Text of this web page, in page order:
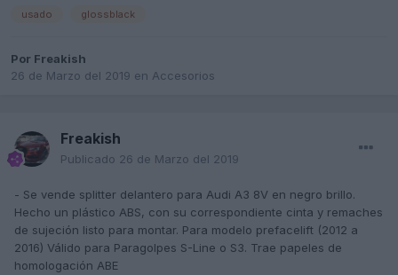
usado glossblack
Por Freakish
26 de Marzo del 2019 en Accesorios
Freakish
Publicado 26 de Marzo del 2019
- Se vende splitter delantero para Audi A3 8V en negro brillo.
Hecho un plástico ABS, con su correspondiente cinta y remaches
de sujeción listo para montar. Para modelo prefacelift (2012 a
2016) Válido para Paragolpes S-Line o S3. Trae papeles de
homologación ABE